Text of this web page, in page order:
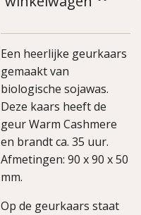
Een heerlijke geurkaars
gemaakt van
biologische sojawas.
Deze kaars heeft de
geur Warm Cashmere
en brandt ca. 35 uur.
Afmetingen: 90 x 90 x 50
mm.
Op de geurkaars staat